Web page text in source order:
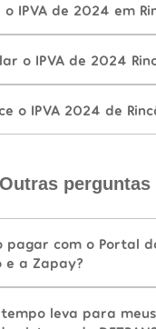
IPVA de 2024 em
o IPVA de 2024
o IPVA 2024 de
Outras perguntas
pagar com o Portal
e a Zapay?
leva para